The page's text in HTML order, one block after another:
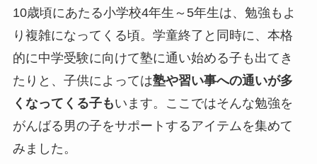
10歳頃にあたる小学校4年生～5年生は、勉強もよ
り複雑になってくる頃。学童終了と同時に、本格
的に中学受験に向けて塾に通い始める子も出てき
たりと、子供によっては塾や習い事への通いが多
くなってくる子もいます。ここではそんな勉強を
がんばる男の子をサポートするアイテムを集めて
みました。